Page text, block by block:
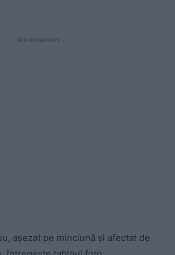
- Advertisement -
așezat pe minciună și afectat de